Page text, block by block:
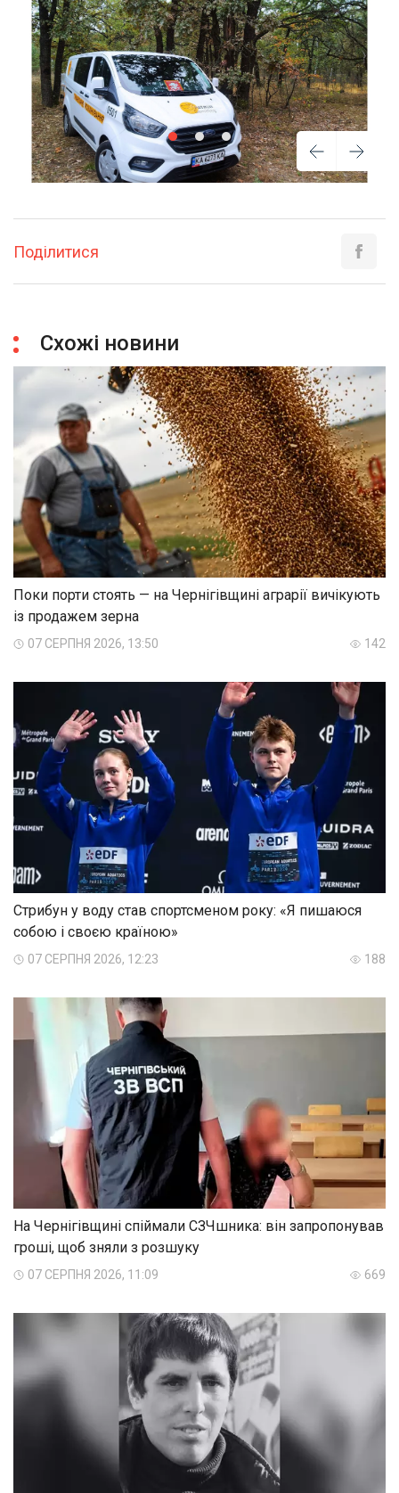
Поділитися
Схожі новини
Поки порти стоять — на Чернігівщині аграрії вичікують
із продажем зерна
07 СЕРПНЯ 2026, 13:50 142
Стрибун у воду став спортсменом року: «Я пишаюся
собою і своєю країною»
07 СЕРПНЯ 2026, 12:23 188
На Чернігівщині спіймали СЗЧшника: він запропонував
гроші, щоб зняли з розшуку
07 СЕРПНЯ 2026, 11:09 669